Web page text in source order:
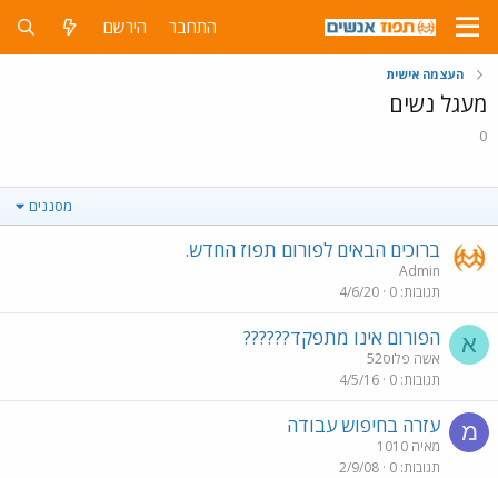
התחבר הירשם
העצמה אישית
מעגל נשים
0
מסננים
ברוכים הבאים לפורום תפוז החדש.
Admin
תגובות 0
4/6/20
א הפורום אינו מתפקד??????
אשה פלוס52
תגובות 0
4/5/16
מ עזרה בחיפוש עבודה
מאיה 1010
תגובות 0
2/9/08